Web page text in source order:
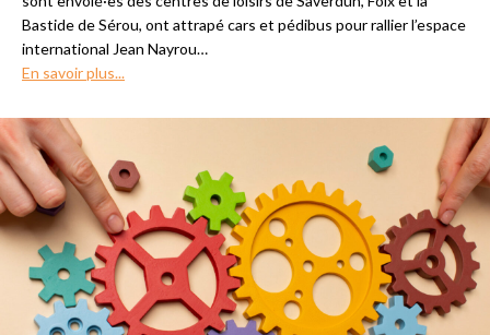
Bastide de Sérou, ont attrapé cars et pédibus pour rallier l’espace
international Jean Nayrou…
En savoir plus...